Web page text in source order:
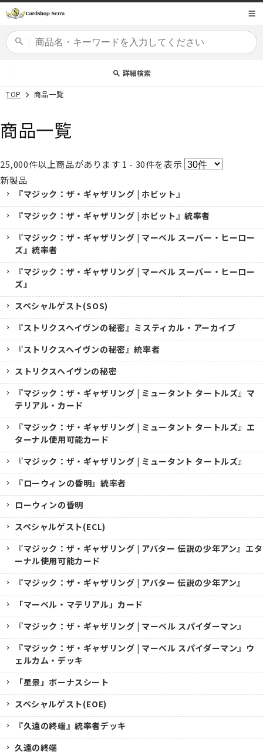
ンツに
詳細検索
商品コード
カードセット
TOP 商品一覧
商品一覧
25,000件以上商品があります 1 - 30件を表示
新製品
『マジック：ザ・ギャザリング | ホビット』
『マジック：ザ・ギャザリング | ホビット』統率者
『マジック：ザ・ギャザリング | マーベル スーパー・ヒーロー
ズ』統率者
『マジック：ザ・ギャザリング | マーベル スーパー・ヒーロー
ズ』
スペシャルゲスト(SOS)
『ストリクスヘイヴンの秘密』ミスティカル・アーカイブ
『ストリクスヘイヴンの秘密』統率者
ストリクスヘイヴンの秘密
『マジック：ザ・ギャザリング | ミュータント タートルズ』マ
テリアル・カード
『マジック：ザ・ギャザリング | ミュータント タートルズ』エ
ターナル使用可能カード
『マジック：ザ・ギャザリング | ミュータント タートルズ』
『ローウィンの昏明』統率者
ローウィンの昏明
スペシャルゲスト(ECL)
『マジック：ザ・ギャザリング | アバター 伝説の少年アン』エタ
ーナル使用可能カード
『マジック：ザ・ギャザリング | アバター 伝説の少年アン』
「マーベル・マテリアル」カード
『マジック：ザ・ギャザリング | マーベル スパイダーマン』
『マジック：ザ・ギャザリング | マーベル スパイダーマン』ウ
ェルカム・デッキ
「星景」ボーナスシート
スペシャルゲスト(EOE)
『久遠の終端』統率者デッキ
久遠の終端